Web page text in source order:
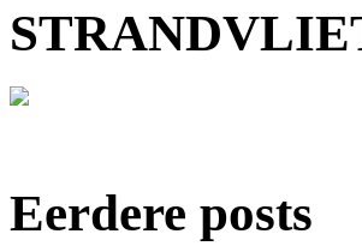
Eerdere posts